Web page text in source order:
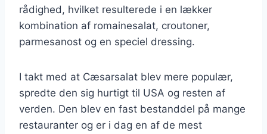
rådighed, hvilket resulterede i en lækker
kombination af romainesalat, croutoner,
parmesanost og en speciel dressing.
I takt med at Cæsarsalat blev mere populær,
spredte den sig hurtigt til USA og resten af
verden. Den blev en fast bestanddel på mange
restauranter og er i dag en af de mest